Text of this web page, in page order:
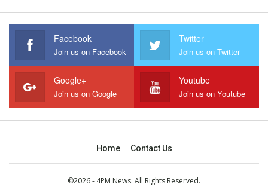
Facebook
Join us on Facebook
Twitter
Join us on Twitter
Google+
Join us on Google
Youtube
Join us on Youtube
Home Contact Us
©2026 - 4PM News. All Rights Reserved.